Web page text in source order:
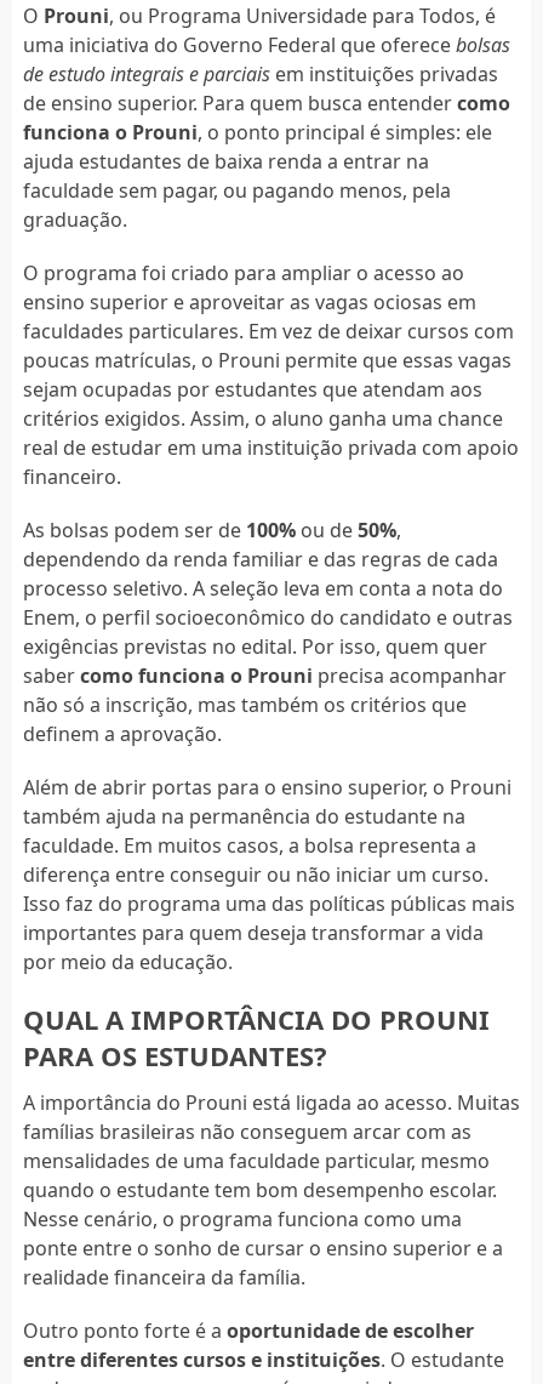
O Prouni, ou Programa Universidade para Todos, é
uma iniciativa do Governo Federal que oferecebolsas
de estudo integrais e parciaisem instituições privadas
de ensino superior. Para quem busca entendercomo
funciona o Prouni, o ponto principal é simples: ele
ajuda estudantes de baixa renda a entrar na
faculdade sem pagar, ou pagando menos, pela
graduação.
O programa foi criado para ampliar o acesso ao
ensino superior e aproveitar as vagas ociosas em
faculdades particulares. Em vez de deixar cursos com
poucas matrículas, o Prouni permite que essas vagas
sejam ocupadas por estudantes que atendam aos
critérios exigidos. Assim, o aluno ganha uma chance
real de estudar em uma instituição privada com apoio
financeiro.
As bolsas podem ser de 100%ou de50%,
dependendo da renda familiar e das regras de cada
processo seletivo. A seleção leva em conta a nota do
Enem, o perfil socioeconômico do candidato e outras
exigências previstas no edital. Por isso, quem quer
sabercomo funciona o Prouni precisa acompanhar
não só a inscrição, mas também os critérios que
definem a aprovação.
Além de abrir portas para o ensino superior, o Prouni
também ajuda na permanência do estudante na
faculdade. Em muitos casos, a bolsa representa a
diferença entre conseguir ou não iniciar um curso.
Isso faz do programa uma das políticas públicas mais
importantes para quem deseja transformar a vida
por meio da educação.
QUAL A IMPORTÂNCIA DO PROUNI
PARA OS ESTUDANTES?
A importância do Prouni está ligada ao acesso. Muitas
famílias brasileiras não conseguem arcar com as
mensalidades de uma faculdade particular, mesmo
quando o estudante tem bom desempenho escolar.
Nesse cenário, o programa funciona como uma
ponte entre o sonho de cursar o ensino superior e a
realidade financeira da família.
Outro ponto forte é a oportunidade de escolher
entre diferentes cursos e instituições. O estudante